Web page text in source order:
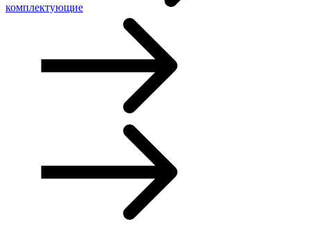
комплектующие